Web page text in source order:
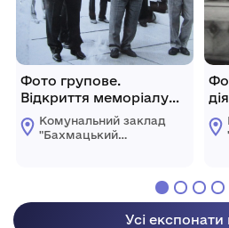
Фото групове.
Відкриття меморіалу
"Слава" воїнам с.
Бахмач.
Комунальний заклад
"Бахмацький
Бахмацької міської
Усі